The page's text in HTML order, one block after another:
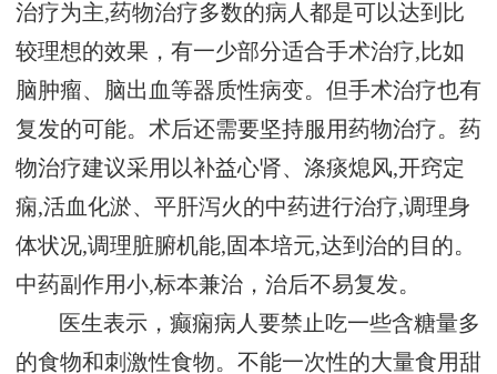
治疗为主,药物治疗多数的病人都是可以达到比
较理想的效果，有一少部分适合手术治疗,比如
脑肿瘤、脑出血等器质性病变。但手术治疗也有
复发的可能。术后还需要坚持服用药物治疗。药
物治疗建议采用以补益心肾、涤痰熄风,开窍定
痫,活血化淤、平肝泻火的中药进行治疗,调理身
体状况,调理脏腑机能,固本培元,达到治的目的。
中药副作用小,标本兼治，治后不易复发。
医生表示，癫痫病人要禁止吃一些含糖量多
的食物和刺激性食物。不能一次性的大量食用甜